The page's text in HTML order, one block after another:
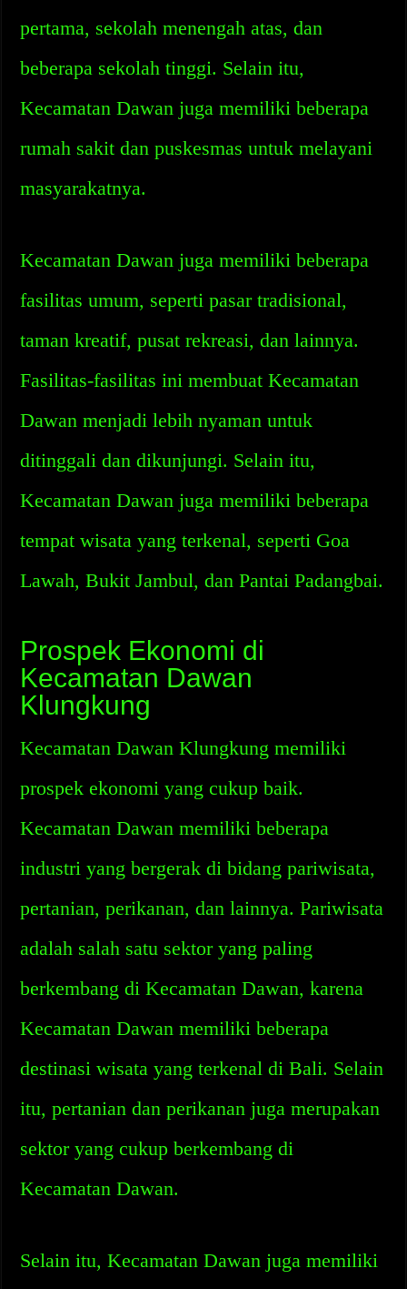
pertama, sekolah menengah atas, dan
beberapa sekolah tinggi. Selain itu,
Kecamatan Dawan juga memiliki beberapa
rumah sakit dan puskesmas untuk melayani
masyarakatnya.
Kecamatan Dawan juga memiliki beberapa
fasilitas umum, seperti pasar tradisional,
taman kreatif, pusat rekreasi, dan lainnya.
Fasilitas-fasilitas ini membuat Kecamatan
Dawan menjadi lebih nyaman untuk
ditinggali dan dikunjungi. Selain itu,
Kecamatan Dawan juga memiliki beberapa
tempat wisata yang terkenal, seperti Goa
Lawah, Bukit Jambul, dan Pantai Padangbai.
Prospek Ekonomi di
Kecamatan Dawan
Klungkung
Kecamatan Dawan Klungkung memiliki
prospek ekonomi yang cukup baik.
Kecamatan Dawan memiliki beberapa
industri yang bergerak di bidang pariwisata,
pertanian, perikanan, dan lainnya. Pariwisata
adalah salah satu sektor yang paling
berkembang di Kecamatan Dawan, karena
Kecamatan Dawan memiliki beberapa
destinasi wisata yang terkenal di Bali. Selain
itu, pertanian dan perikanan juga merupakan
sektor yang cukup berkembang di
Kecamatan Dawan.
Selain itu, Kecamatan Dawan juga memiliki